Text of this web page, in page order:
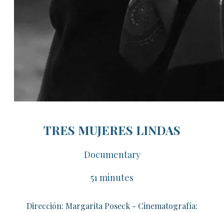
TRES MUJERES LINDAS
Documentary
51 minutes
Dirección: Margarita Poseck - Cinematografía: